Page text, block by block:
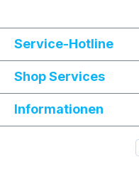
Service-Hotline
Shop Services
Informationen